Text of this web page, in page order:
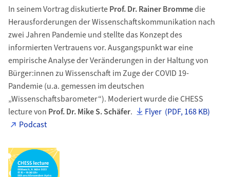
In seinem Vortrag diskutierteProf. Dr. Rainer Brommedie
Herausforderungen der Wissenschaftskommunikation nach
zwei Jahren Pandemie und stellte das Konzept des
informierten Vertrauens vor. Ausgangspunkt war eine
empirische Analyse der Veränderungen in der Haltung von
Bürger:innen zu Wissenschaft im Zuge der COVID 19-
Pandemie (u.a. gemessen im deutschen
„Wissenschaftsbarometer“). Moderiert wurde die CHESS
lecture von Prof. Dr. Mike S. Schäfer.
Flyer (PDF, 168 KB)
Podcast